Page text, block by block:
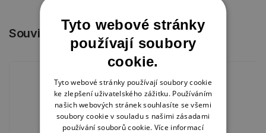
Související produkty
Tyto webové stránky
používají soubory
cookie.
Tyto webové stránky používají soubory cookie
ke zlepšení uživatelského zážitku. Používáním
našich webových stránek souhlasíte se všemi
soubory cookie v souladu s našimi zásadami
používání souborů cookie. Více informací